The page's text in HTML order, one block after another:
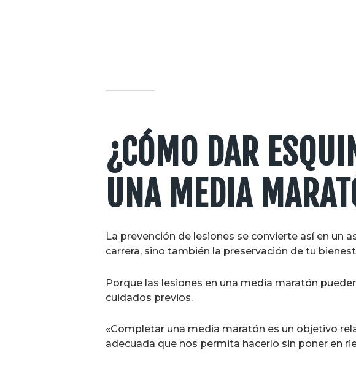
¿CÓMO DAR
UNA MEDIA
La prevención de lesiones se convierte así en un
carrera, sino también la preservación de tu
Porque las lesiones en una media maratón
cuidados previos.
«Completar una media maratón es un objetivo
adecuada que nos permita hacerlo sin poner en